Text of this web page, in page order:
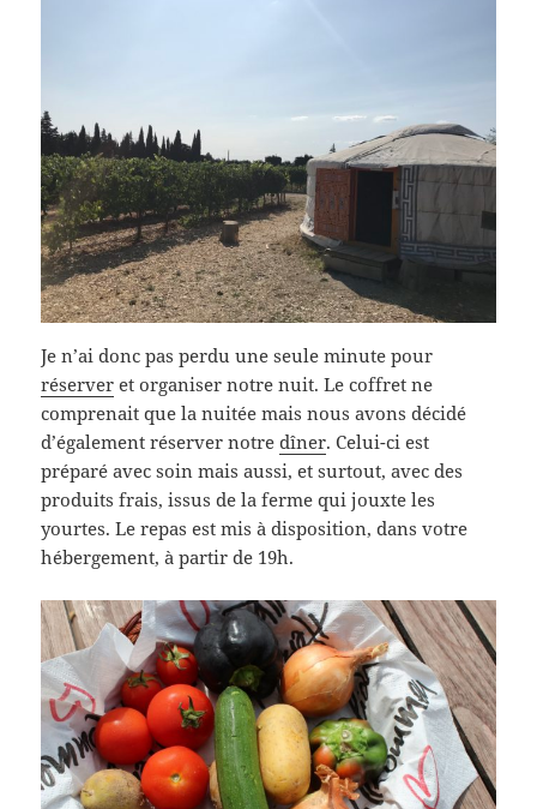
Je n’ai donc pas perdu une seule minute pour
réserver et organiser notre nuit. Le coffret ne
comprenait que la nuitée mais nous avons décidé
d’également réserver notredîner. Celui-ci est
préparé avec soin mais aussi, et surtout, avec des
produits frais, issus de la ferme qui jouxte les
yourtes. Le repas est mis à disposition, dans votre
hébergement, à partir de 19h.